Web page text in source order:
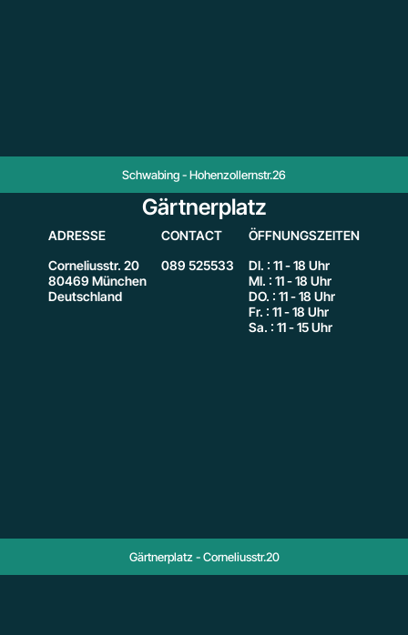
Schwabing - Hohenzollernstr.26
Gärtnerplatz
ADRESSE CONTACT
ÖFFNUNGSZEITEN
Corneliusstr. 20
80469 München
Deutschland
089 525533
DI. : 11 - 18 Uhr
MI. : 11 - 18 Uhr
DO. : 11 - 18 Uhr
Fr. : 11 - 18 Uhr
Sa. : 11 - 15 Uhr
Gärtnerplatz - Corneliusstr.20